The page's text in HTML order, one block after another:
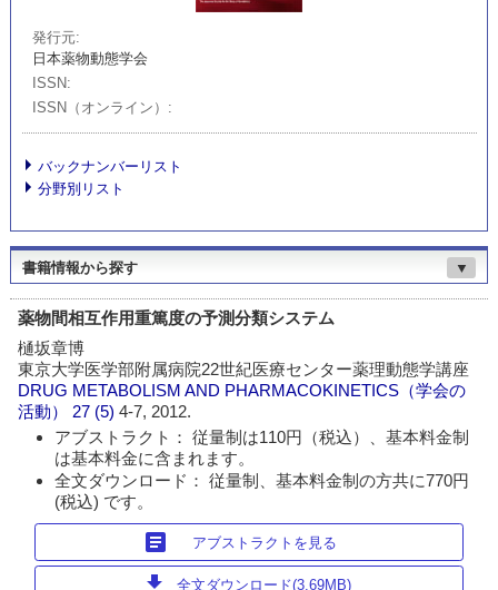
発行元
日本薬物動態学会
ISSN
ISSN（オンライン）
バックナンバーリスト
分野別リスト
書籍情報から探す ▼
薬物間相互作用重篤度の予測分類システム
樋坂章博
東京大学医学部附属病院22世紀医療センター薬理動態学講座
DRUG METABOLISM AND PHARMACOKINETICS（学会の
活動）
27 (5)4-7, 2012.
アブストラクト： 従量制は110円（税込）、基本料金制
は基本料金に含まれます。
全文ダウンロード： 従量制、基本料金制の方共に770円
(税込) です。
article アブストラクトを見る
download 全文ダウンロード(3.69MB)